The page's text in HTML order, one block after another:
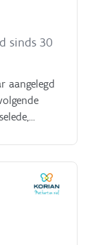
sinds 30
aangelegd